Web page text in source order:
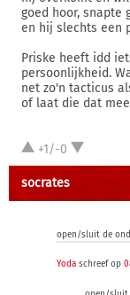
goed hoor, snapte
en hij slechts een
Priske heeft idd
persoonlijkheid.
net zo'n tacticus
of laat die dat
+1/-0
socrates
open/sluit de
Yoda schreef op